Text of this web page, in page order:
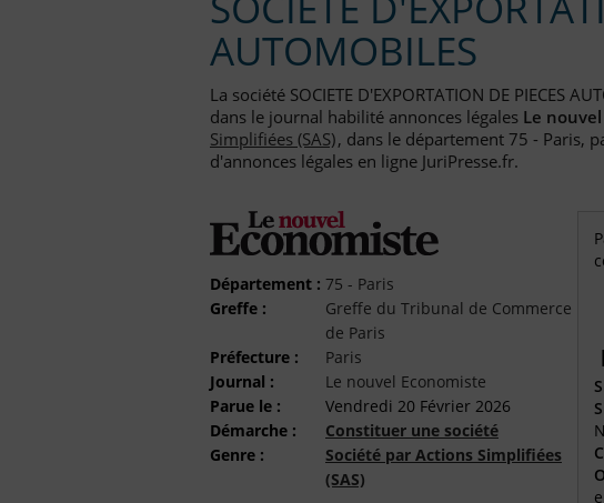
AUTOMOBILES
La société SOCIETE D'EXPORTATION DE PIECES
dans le journal habilité annonces légales Le
Simplifiées (SAS), dans le département 75 - Paris,
d'annonces légales en ligne JuriPresse.fr.
Département : 75 - Paris
Greffe :
Greffe du Tribunal de Commerce
de Paris
Préfecture :
Paris
Journal :
Le nouvel Economiste
Parue le :
Vendredi 20 Février 2026
Démarche :
Constituer une société
Genre :
Société par Actions Simplifiées
(SAS)